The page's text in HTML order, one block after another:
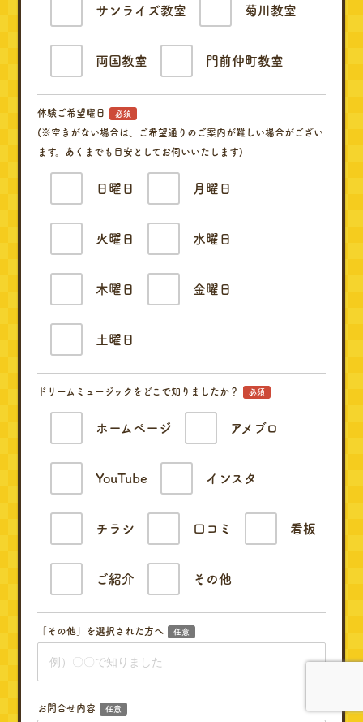
サンライズ教室 菊川教室
両国教室 門前仲町教室
体験ご希望曜日 必須
(※空きがない場合は、ご希望通りのご案内が難しい場合がござい
ます。あくまでも目安としてお伺いいたします)
日曜日 月曜日
火曜日 水曜日
木曜日 金曜日
土曜日
ドリームミュージックをどこで知りましたか？ 必須
ホームページ アメブロ
YouTube インスタ
チラシ 口コミ 看板
ご紹介 その他
「その他」を選択された方へ 任意
お問合せ内容 任意